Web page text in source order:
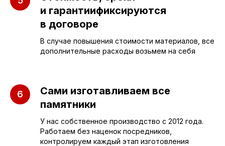
и гарантиификсируются
в договоре
В случае повышения стоимости материалов, все
дополнительные расходы возьмем на себя
Сами изготавливаем все
памятники
У нас собственное производство с 2012 года.
Работаем без наценок посредников,
контролируем каждый этап изготовления
Комплексы
СЛЕЗА В
КАМНЕ
Наши работы
Благоустройство
Доставка и
установка